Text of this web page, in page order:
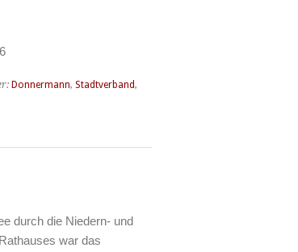
Donnermann, Stadtverband,
durch die Niedern- und
war das